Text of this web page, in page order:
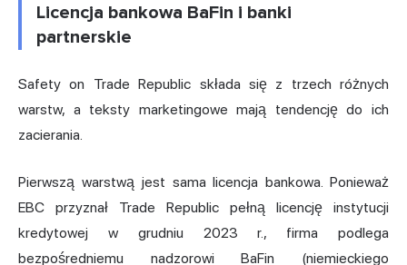
Licencja bankowa BaFin i banki
partnerskie
Safety on Trade Republic składa się z trzech różnych
warstw, a teksty marketingowe mają tendencję do ich
zacierania.
Pierwszą warstwą jest sama licencja bankowa. Ponieważ
EBC przyznał Trade Republic pełną licencję instytucji
kredytowej w grudniu 2023 r., firma podlega
bezpośredniemu nadzorowi BaFin (niemieckiego